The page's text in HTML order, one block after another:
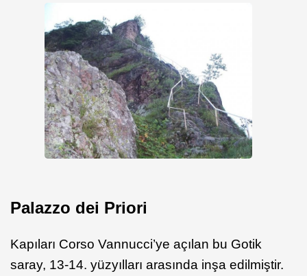
Palazzo dei Priori
Kapıları Corso Vannucci’ye açılan bu Gotik
saray, 13-14. yüzyılları arasında inşa edilmiştir.